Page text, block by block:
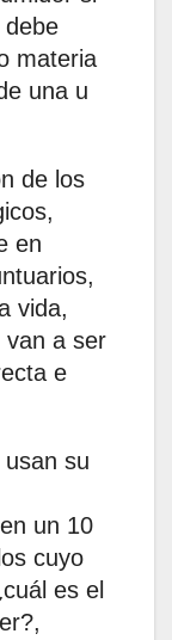
debe
materia
una u
de los
en
vida,
van a ser
e
su
un 10
cuyo
es el